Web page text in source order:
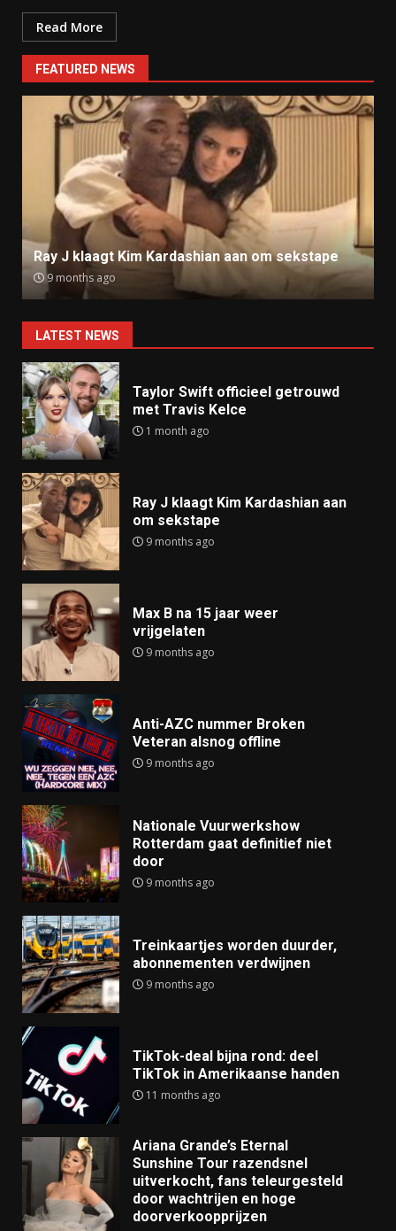
Read More
FEATURED NEWS
Ray J klaagt Kim Kardashian aan om sekstape
9 months ago
LATEST NEWS
Taylor Swift officieel getrouwd
met Travis Kelce
1 month ago
Ray J klaagt Kim Kardashian aan
om sekstape
9 months ago
Max B na 15 jaar weer
vrijgelaten
9 months ago
Anti-AZC nummer Broken
Veteran alsnog offline
9 months ago
Nationale Vuurwerkshow
Rotterdam gaat definitief niet
door
9 months ago
Treinkaartjes worden duurder,
abonnementen verdwijnen
9 months ago
TikTok-deal bijna rond: deel
TikTok in Amerikaanse handen
11 months ago
Ariana Grande’s Eternal
Sunshine Tour razendsnel
uitverkocht, fans teleurgesteld
door wachtrijen en hoge
doorverkoopprijzen